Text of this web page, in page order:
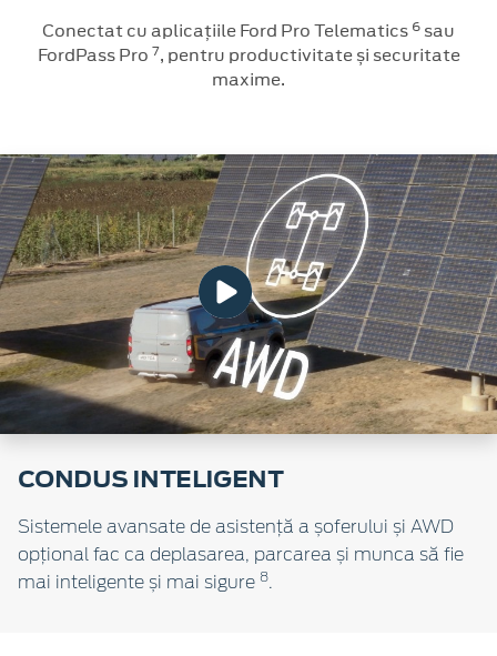
Conectat cu aplicațiile Ford Pro Telematics 6 sau
FordPass Pro 7, pentru productivitate și securitate
maxime.
CONDUS INTELIGENT
Sistemele avansate de asistență a șoferului și AWD
opțional fac ca deplasarea, parcarea și munca să fie
mai inteligente și mai sigure 8.